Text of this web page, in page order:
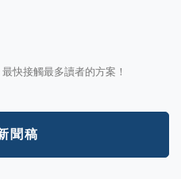
快接觸最多讀者的方案！
聞稿